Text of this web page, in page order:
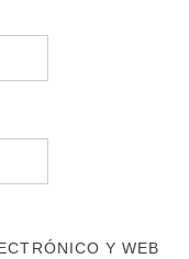
Y WEB